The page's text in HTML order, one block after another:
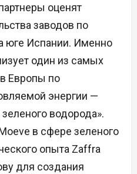
оценят
заводов по
юге Испании. Именно
один из самых
Европы по
энергии —
водорода».
в сфере зеленого
опыта Zaffra
для создания